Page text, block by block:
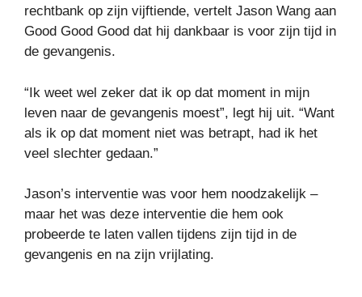
rechtbank op zijn vijftiende, vertelt Jason Wang aan
Good Good Good dat hij dankbaar is voor zijn tijd in
de gevangenis.
“Ik weet wel zeker dat ik op dat moment in mijn
leven naar de gevangenis moest”, legt hij uit. “Want
als ik op dat moment niet was betrapt, had ik het
veel slechter gedaan.”
Jason’s interventie was voor hem noodzakelijk –
maar het was deze interventie die hem ook
probeerde te laten vallen tijdens zijn tijd in de
gevangenis en na zijn vrijlating.